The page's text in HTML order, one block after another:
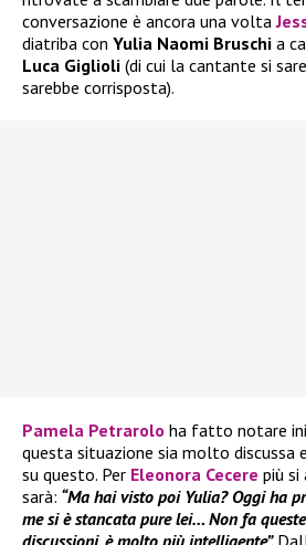
conversazione è ancora una volta
diatriba con Yulia Naomi Bruschi a
Luca Giglioli (di cui la cantante si
sarebbe corrisposta).
Pamela Petrarolo ha fatto notare
questa situazione sia molto
su questo. Per Eleonora Cecere più si
sarà: “Ma hai visto poi Yulia? Oggi ha
me si è stancata pure lei… Non fa